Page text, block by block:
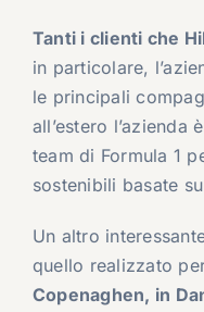
Tanti i clienti che
in particolare,
le principali
all’estero l’azienda
team di Formula 1
sostenibili basate
Un altro
quello realizzato
Copenaghen, in